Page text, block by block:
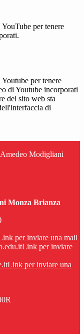
per tenere
per tenere
di Youtube incorporati
del sito web sta
di
Modigliani
Monza Brianza
per inviare una mail
Link per inviare
Link per inviare una